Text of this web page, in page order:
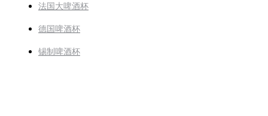
法国大啤酒杯
德国啤酒杯
锡制啤酒杯